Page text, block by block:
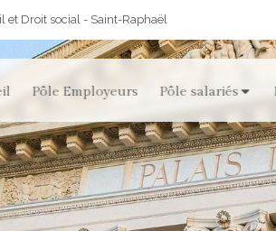
et Droit social - Saint-Raphaël
Pôle Employeurs Pôle salariés